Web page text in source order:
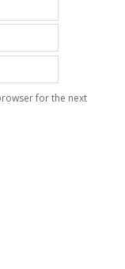
for the next